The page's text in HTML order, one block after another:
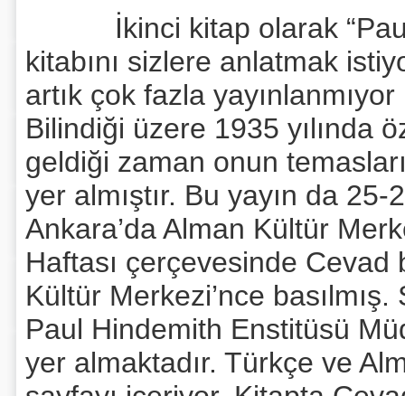
İkinci kitap olarak “Paul
kitabını sizlere anlatmak
artık çok fazla
Bilindiği üzere 1935 yılında
geldiği zaman onun
yer almıştır. Bu yayın da
Ankara’da Alman Kültür
Haftası çerçevesinde Cevad
Kültür Merkezi’nce
Paul Hindemith Enstitüsü
yer almaktadır. Türkçe ve